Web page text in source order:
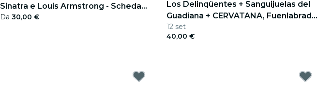
Sinatra e Louis Armstrong - Scheda
regalo
Da 30,00 €
Los Delinqüentes + Sanguijuelas del
Guadiana + CERVATANA, Fuenlabrada
2026
12 set
40,00 €